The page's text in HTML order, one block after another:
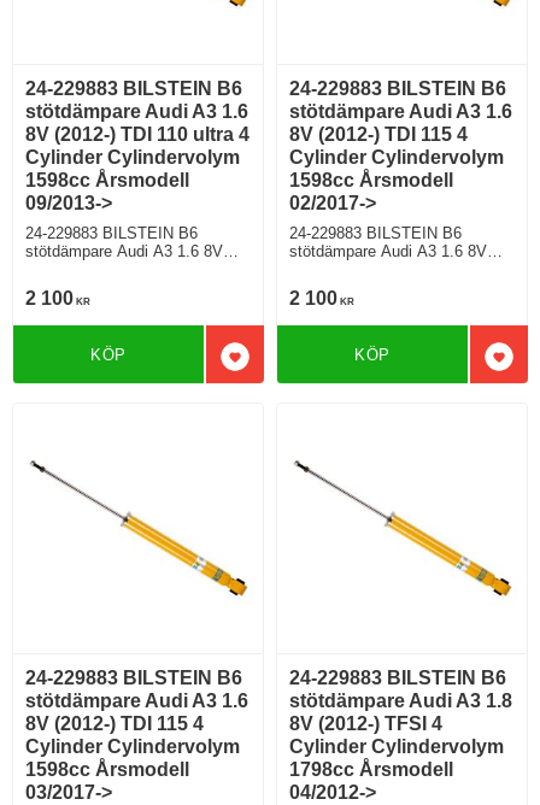
24-229883 BILSTEIN B6
stötdämpare Audi A3 1.6
8V (2012-) TDI 110 ultra 4
Cylinder Cylindervolym
1598cc Årsmodell
09/2013->
24-229883 BILSTEIN B6
stötdämpare Audi A3 1.6 8V
Cylindervolym 1598cc
Årsmodell 09/2013-> Halvkombi
Framhjulsdriven 108 Hkr Diesel
Motorkod DBKA Manuell/6
Modell utan elektroniskt chassi
2 100 KR
Lägg till i favoriter
KÖP
24-229883 BILSTEIN B6
stötdämpare Audi A3 1.6
8V (2012-) TDI 115 4
Cylinder Cylindervolym
1598cc Årsmodell
02/2017->
24-229883 BILSTEIN B6
stötdämpare Audi A3 1.6 8V
Cylindervolym 1598cc
Årsmodell 02/2017-> Halvkombi
Framhjulsdriven 114 Hkr Diesel
Motorkod DDYA Manuell/6,
Semi-Automat/7 Modell med
2 100 KR
KÖP
24-229883 BILSTEIN B6
stötdämpare Audi A3 1.6
8V (2012-) TDI 115 4
Cylinder Cylindervolym
1598cc Årsmodell
03/2017->
24-229883 BILSTEIN B6
stötdämpare Audi A3 1.8
8V (2012-) TFSI 4
Cylinder Cylindervolym
1798cc Årsmodell
04/2012->